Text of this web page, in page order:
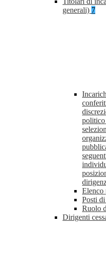
generali) 7
politico
Elenco
Posti
Ruolo
Dirigenti